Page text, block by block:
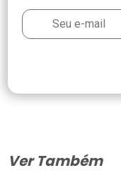
Ver Também